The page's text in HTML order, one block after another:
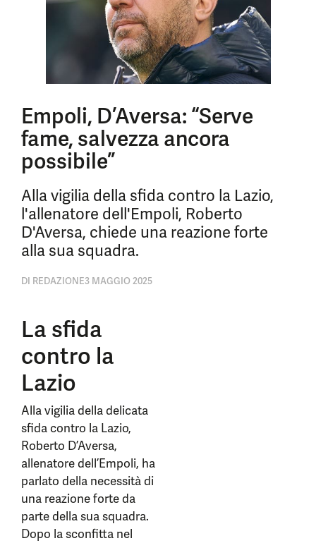
Empoli, D’Aversa: “Serve
fame, salvezza ancora
possibile”
Alla vigilia della sfida contro la Lazio,
l'allenatore dell'Empoli, Roberto
D'Aversa, chiede una reazione forte
alla sua squadra.
DI REDAZIONE3 MAGGIO 2025
La sfida
contro la
Lazio
Alla vigilia della delicata
sfida contro la Lazio,
Roberto D’Aversa,
allenatore dell’Empoli, ha
parlato della necessità di
una reazione forte da
parte della sua squadra.
Dopo la sconfitta nel